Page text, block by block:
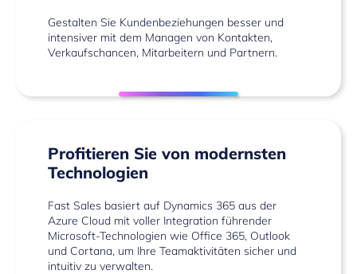
Gestalten Sie Kundenbeziehungen besser und
intensiver mit dem Managen von Kontakten,
Verkaufschancen, Mitarbeitern und Partnern.
Profitieren Sie von modernsten
Technologien
Fast Sales basiert auf Dynamics 365 aus der
Azure Cloud mit voller Integration führender
Microsoft-Technologien wie Office 365, Outlook
und Cortana, um Ihre Teamaktivitäten sicher und
intuitiv zu verwalten.